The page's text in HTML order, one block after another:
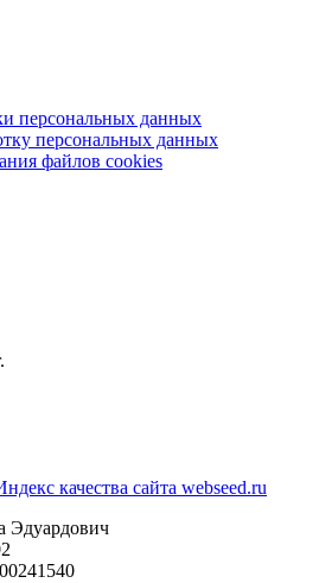
персональных данных
персональных данных
файлов cookies